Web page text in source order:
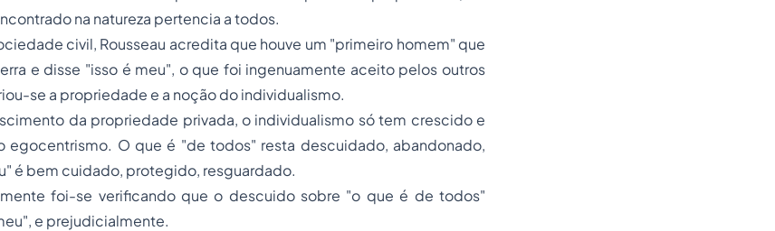
na natureza pertencia a todos.
civil, Rousseau acredita que houve um "primeiro homem" que
e disse "isso é meu", o que foi ingenuamente aceito pelos outros
se a propriedade e a noção do individualismo.
da propriedade privada, o individualismo só tem crescido e
egocentrismo. O que é "de todos" resta descuidado, abandonado,
é bem cuidado, protegido, resguardado.
foi-se verificando que o descuido sobre "o que é de todos"
e prejudicialmente.